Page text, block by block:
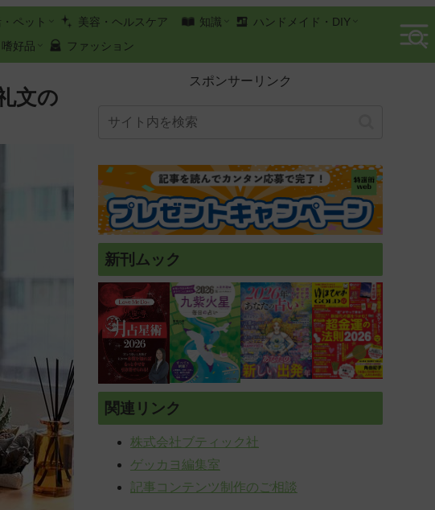
ペット 美容・ヘルスケア 知識
ハンドメイド・DIY
嗜好品 ファッション
文の
スポンサーリンク
新刊ムック
関連リンク
株式会社ブティック社
ゲッカヨ編集室
記事コンテンツ制作のご相談